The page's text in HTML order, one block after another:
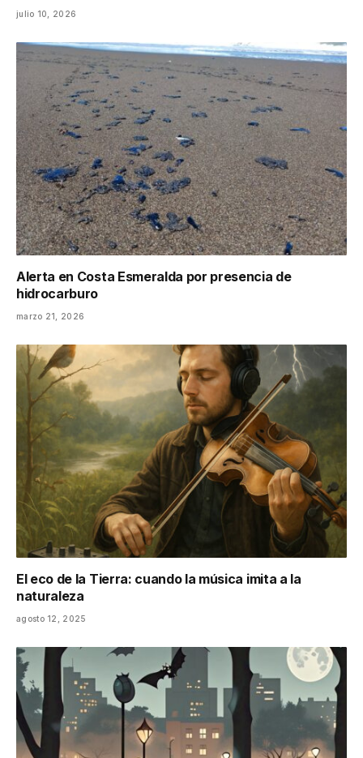
julio 10, 2026
Alerta en Costa Esmeralda por presencia de
hidrocarburo
marzo 21, 2026
El eco de la Tierra: cuando la música imita a la
naturaleza
agosto 12, 2025